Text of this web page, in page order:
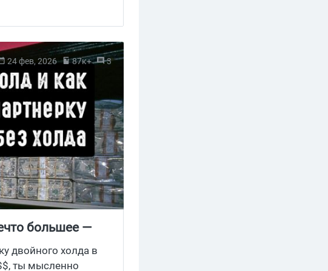
24 фев, 2026 87к+ 3
большее —
двойного холда в
ты мысленно